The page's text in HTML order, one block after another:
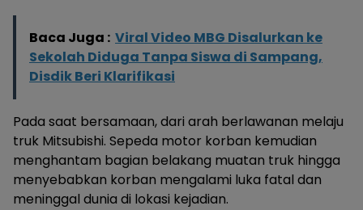
Baca Juga : Viral Video MBG Disalurkan ke
Sekolah Diduga Tanpa Siswa di Sampang,
Disdik Beri Klarifikasi
Pada saat bersamaan, dari arah berlawanan melaju
truk Mitsubishi. Sepeda motor korban kemudian
menghantam bagian belakang muatan truk hingga
menyebabkan korban mengalami luka fatal dan
meninggal dunia di lokasi kejadian.